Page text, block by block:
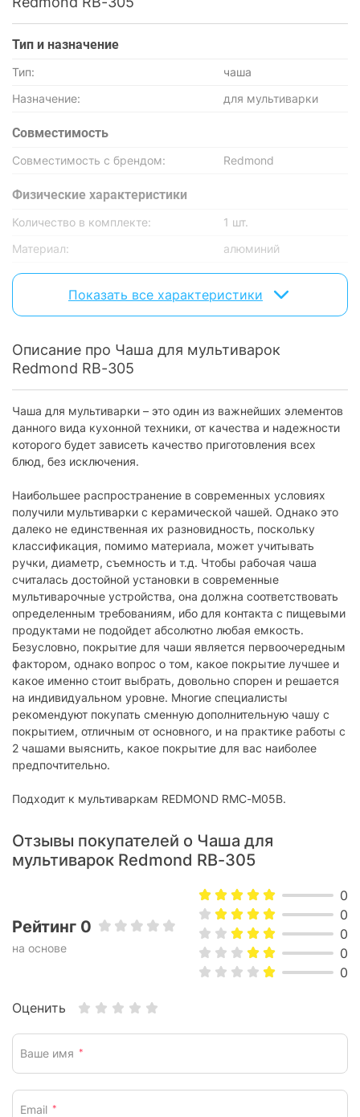
Тип и назначение
Тип:
чаша
Назначение:
для мультиварки
Совместимость
Совместимость с брендом: Redmond
Физические характеристики
Количество в комплекте:
1 шт.
Материал:
алюминий
Характеристики и комплектация товара могут изменяться
производителем без уведомления.
Показать все характеристики
Описание про Чаша для мультиварок
Redmond RB-305
Чаша для мультиварки – это один из важнейших элементов
данного вида кухонной техники, от качества и надежности
которого будет зависеть качество приготовления всех
блюд, без исключения.
Наибольшее распространение в современных условиях
получили мультиварки с керамической чашей. Однако это
далеко не единственная их разновидность, поскольку
классификация, помимо материала, может учитывать
ручки, диаметр, съемность и т.д. Чтобы рабочая чаша
считалась достойной установки в современные
мультиварочные устройства, она должна соответствовать
определенным требованиям, ибо для контакта с пищевыми
продуктами не подойдет абсолютно любая емкость.
Безусловно, покрытие для чаши является первоочередным
фактором, однако вопрос о том, какое покрытие лучшее и
какое именно стоит выбрать, довольно спорен и решается
на индивидуальном уровне. Многие специалисты
рекомендуют покупать сменную дополнительную чашу с
покрытием, отличным от основного, и на практике работы с
2 чашами выяснить, какое покрытие для вас наиболее
предпочтительно.
Подходит к мультиваркам REDMOND RMC-M05B.
Отзывы покупателей о Чаша для
мультиварок Redmond RB-305
Рейтинг 0
на основе
0
0
0
0
0
Оценить
Ваше имя *
Email *